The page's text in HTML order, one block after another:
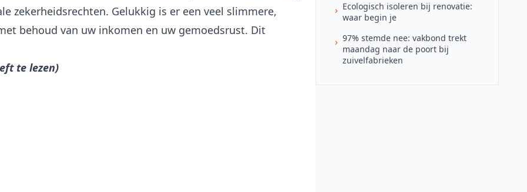
zekerheidsrechten. Gelukkig is er een veel slimmere,
behoud van uw inkomen en uw gemoedsrust. Dit
te lezen)
› Ecologisch isoleren bij renovatie:
waar begin je
› 97% stemde nee: vakbond trekt
maandag naar de poort bij
zuivelfabrieken